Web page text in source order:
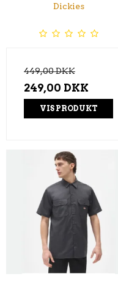
Dickies
449,00 DKK
249,00 DKK
VIS PRODUKT